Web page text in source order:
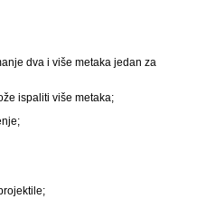
dva i više metaka jedan za
ispaliti više metaka;